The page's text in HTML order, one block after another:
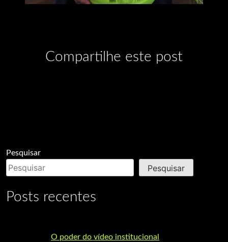
Compartilhe este post
Pesquisar
Pesquisar
Posts recentes
O poder do vídeo institucional